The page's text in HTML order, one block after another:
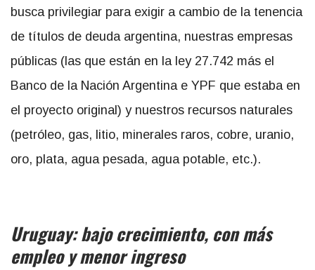
busca privilegiar para exigir a cambio de la tenencia
de títulos de deuda argentina, nuestras empresas
públicas (las que están en la ley 27.742 más el
Banco de la Nación Argentina e YPF que estaba en
el proyecto original) y nuestros recursos naturales
(petróleo, gas, litio, minerales raros, cobre, uranio,
oro, plata, agua pesada, agua potable, etc.).
Uruguay: bajo crecimiento, con más
empleo y menor ingreso